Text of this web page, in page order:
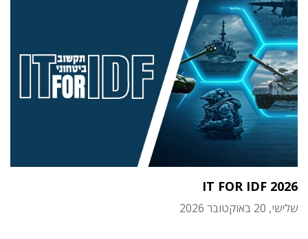
IT FOR IDF 2026
שלישי, 20 באוקטובר 2026